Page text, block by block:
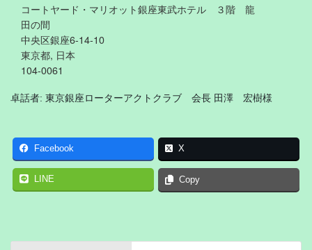
コートヤード・マリオット銀座東武ホテル ３階 龍
田の間
中央区銀座6-14-10
東京都, 日本
104-0061
卓話者: 東京銀座ローターアクトクラブ 会長 田澤 宏樹様
Facebook X
LINE Copy